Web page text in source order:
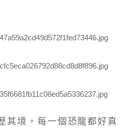
其境，每一個恐龍都好真